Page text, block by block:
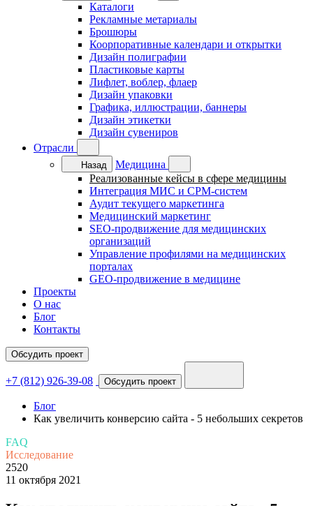
Каталоги
Рекламные метариалы
Брошюры
Коорпоративные календари и открытки
Дизайн полиграфии
Пластиковые карты
Лифлет, воблер, флаер
Дизайн упаковки
Графика, иллюстрации, баннеры
Дизайн этикетки
Дизайн сувениров
Отрасли
Назад
Медицина
Реализованные кейсы в сфере медицины
Интеграция МИС и СРМ-систем
Аудит текущего маркетинга
Медицинский маркетинг
SEO-продвижение для медицинских
организаций
Управление профилями на медицинских
порталах
GEO-продвижение в медицине
Проекты
О нас
Блог
Контакты
Обсудить проект
+7 (812) 926-39-08 Обсудить проект
Блог
Как увеличить конверсию сайта - 5 небольших секретов
FAQ
Исследование
2520
11 октября 2021